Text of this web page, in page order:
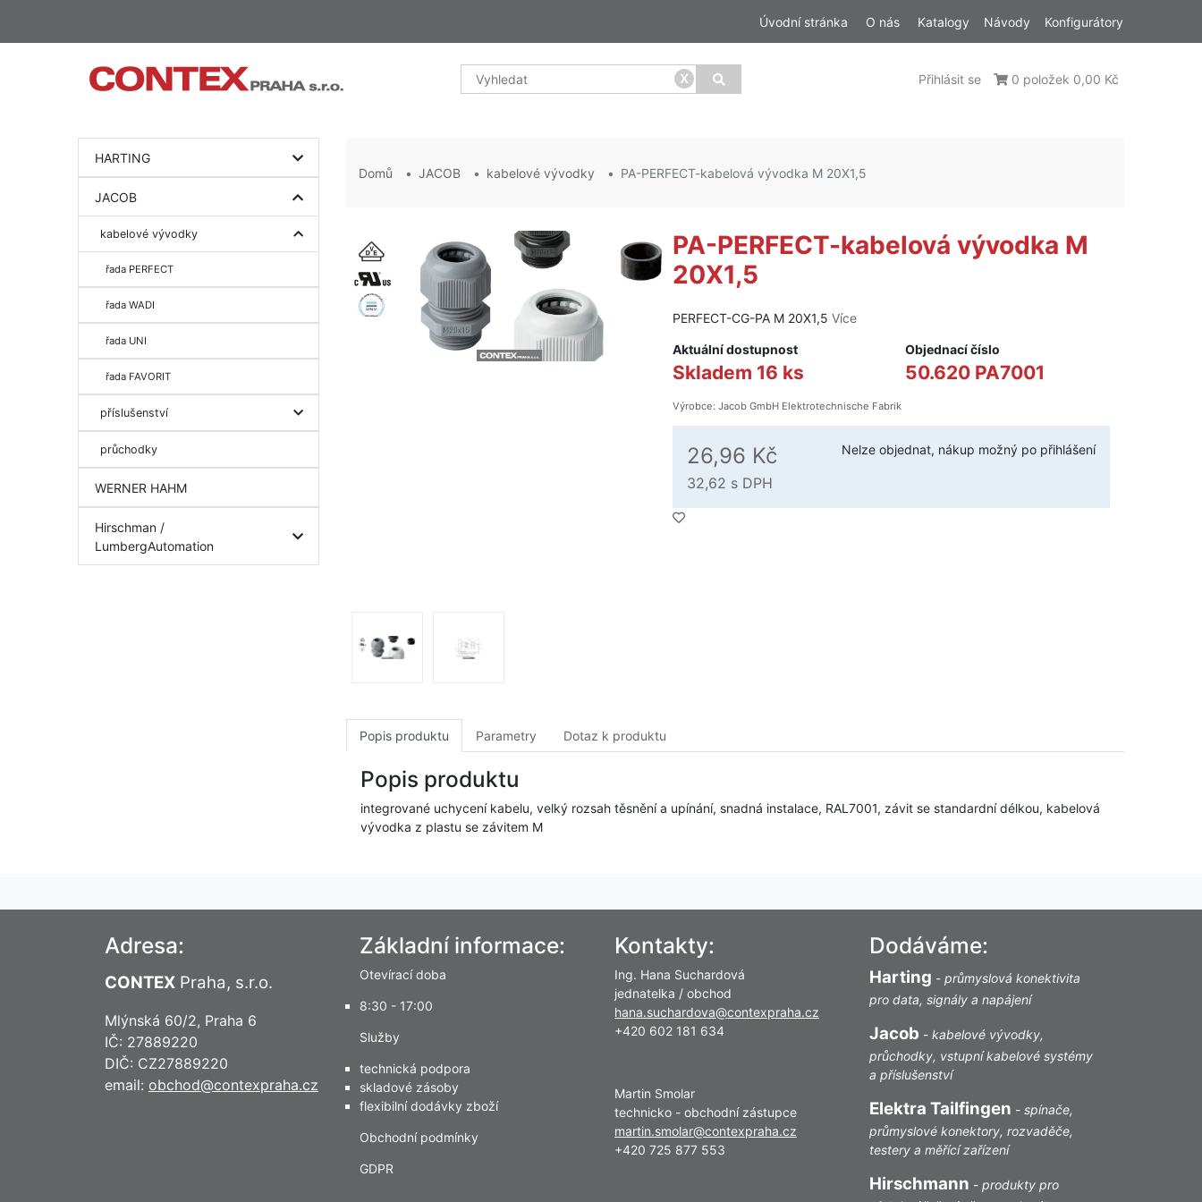
Úvodní stránka O nás Katalogy Návody Konfigurátory
x Přihlásit se 0 položek 0,00 Kč
HARTING
JACOB
kabelové vývodky
řada PERFECT
řada WADI
řada UNI
řada FAVORIT
příslušenství
průchodky
WERNER HAHM
Hirschman /
LumbergAutomation
Domů JACOB kabelové vývodky PA-PERFECT-kabelová vývodka M 20X1,5
PA-PERFECT-kabelová vývodka M
20X1,5
PERFECT-CG-PA M 20X1,5Více
Aktuální dostupnost
Skladem 16 ks
Objednací číslo
50.620 PA7001
Výrobce: Jacob GmbH Elektrotechnische Fabrik
26,96 Kč
32,62 s DPH
Nelze objednat, nákup možný po přihlášení
Popis produktu Parametry Dotaz k produktu
Popis produktu
integrované uchycení kabelu, velký rozsah těsnění a upínání, snadná instalace, RAL7001, závit se standardní délkou, kabelová
vývodka z plastu se závitem M
Adresa:
CONTEX Praha, s.r.o.
Mlýnská 60/2, Praha 6
IČ: 27889220
DIČ: CZ27889220
email: obchod@contexpraha.cz
Základní informace:
Otevírací doba
8:30 - 17:00
Služby
technická podpora
skladové zásoby
flexibilní dodávky zboží
Obchodní podmínky
GDPR
Kontakty:
Ing. Hana Suchardová
jednatelka / obchod
hana.suchardova@contexpraha.cz
+420 602 181 634
Martin Smolar
technicko - obchodní zástupce
martin.smolar@contexpraha.cz
+420 725 877 553
Dodáváme:
Harting - průmyslová konektivita
pro data, signály a napájení
Jacob - kabelové vývodky,
průchodky, vstupní kabelové systémy
a příslušenství
Elektra Tailfingen - spínače,
průmyslové konektory, rozvaděče,
testery a měřící zařízení
Hirschmann - produkty pro